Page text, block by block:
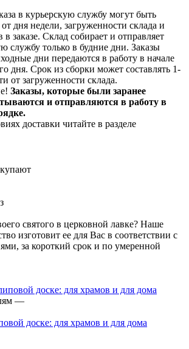
в курьерскую службу могут быть
дня недели, загруженности склада и
в заказе. Склад собирает и отправляет
службу только в будние дни. Заказы
дни передаются в работу в начале
дня. Срок из сборки может составлять 1-
от загруженности склада.
Заказы, которые были заранее
и отправляются в работу в
доставки читайте в разделе
святого в церковной лавке? Наше
изготовит ее для Вас в соответствии с
за короткий срок и по умеренной
—
доске: для храмов и для дома